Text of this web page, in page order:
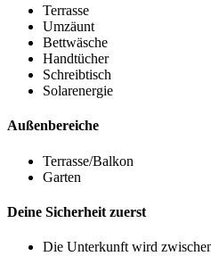
Terrasse
Umzäunt
Bettwäsche
Handtücher
Schreibtisch
Solarenergie
Außenbereiche
Terrasse/Balkon
Garten
Deine Sicherheit zuerst
Die Unterkunft wird